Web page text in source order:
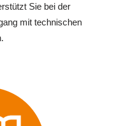
Sie bei der
mit technischen